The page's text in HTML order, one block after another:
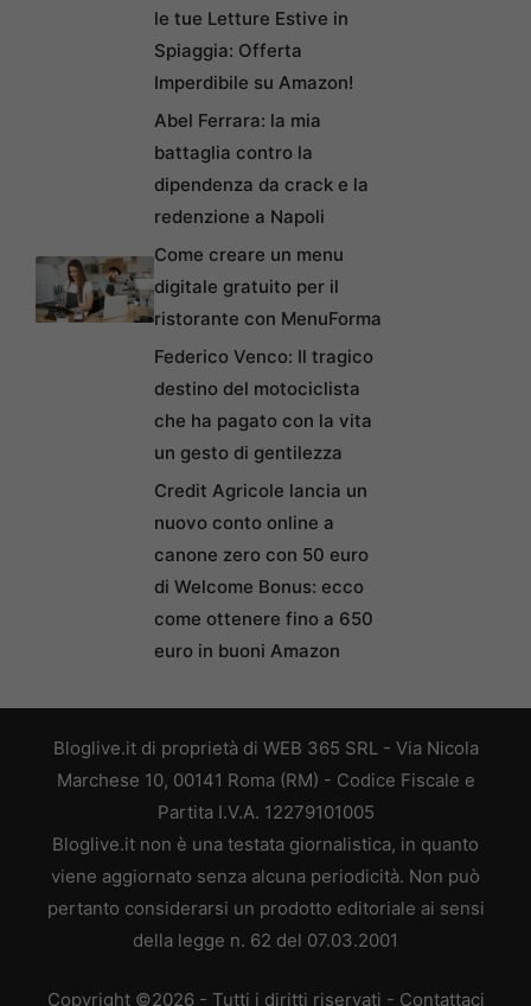
le tue Letture Estive in
Spiaggia: Offerta
Imperdibile su Amazon!
Abel Ferrara: la mia
battaglia contro la
dipendenza da crack e la
redenzione a Napoli
Come creare un menu
digitale gratuito per il
ristorante con MenuForma
Federico Venco: Il tragico
destino del motociclista
che ha pagato con la vita
un gesto di gentilezza
Credit Agricole lancia un
nuovo conto online a
canone zero con 50 euro
di Welcome Bonus: ecco
come ottenere fino a 650
euro in buoni Amazon
Bloglive.it di proprietà di WEB 365 SRL - Via Nicola
Marchese 10, 00141 Roma (RM) - Codice Fiscale e
Partita I.V.A. 12279101005
Bloglive.it non è una testata giornalistica, in quanto
viene aggiornato senza alcuna periodicità. Non può
pertanto considerarsi un prodotto editoriale ai sensi
della legge n. 62 del 07.03.2001
Copyright ©2026 - Tutti i diritti riservati - Contattaci